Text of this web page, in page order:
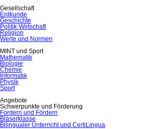
Gesellschaft
Erdkunde
Geschichte
Politik-Wirtschaft
Religion
Werte und Normen
MINT und Sport
Mathematik
Biologie
Chemie
Informatik
Physik
Sport
Angebote
Schwerpunkte und Förderung
Fordern und Fördern
Bläserklasse
Bilingualer Unterricht und CertiLingua